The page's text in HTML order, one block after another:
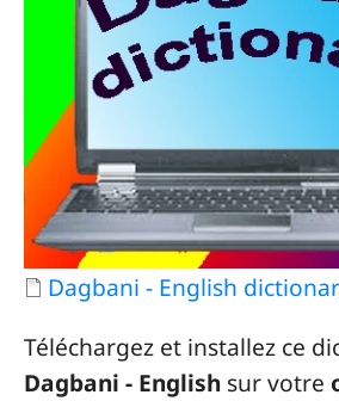
Document
Dagbani - English
Téléchargez et installez ce
Dagbani - English sur votre